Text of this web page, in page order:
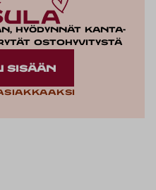
hyödynnät kanta-
ostohyvitystä
SISÄÄN